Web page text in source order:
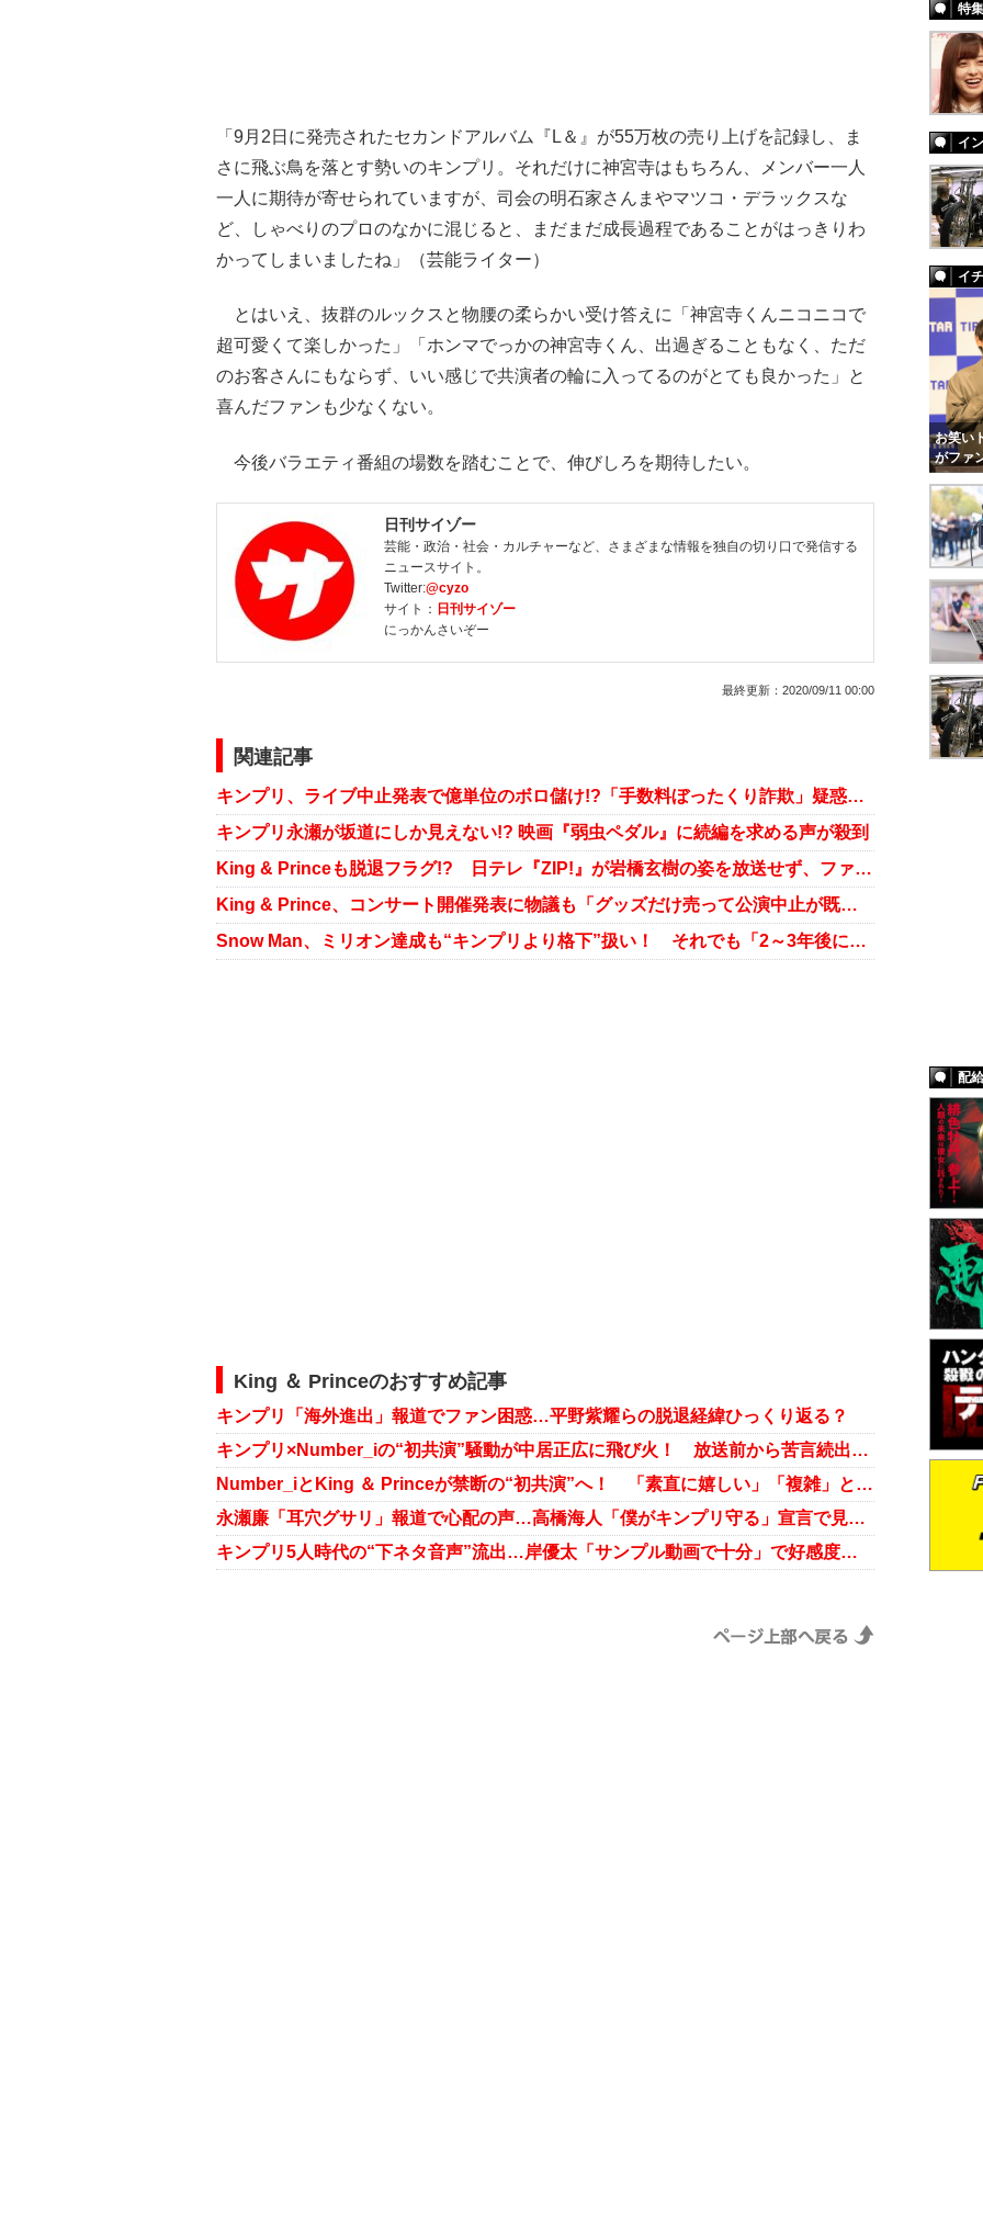
「9月2日に発売されたセカンドアルバム『L＆』が55万枚の売り上げを記録し、ま
さに飛ぶ鳥を落とす勢いのキンプリ。それだけに神宮寺はもちろん、メンバー一人
一人に期待が寄せられていますが、司会の明石家さんまやマツコ・デラックスな
ど、しゃべりのプロのなかに混じると、まだまだ成長過程であることがはっきりわ
かってしまいましたね」（芸能ライター）
とはいえ、抜群のルックスと物腰の柔らかい受け答えに「神宮寺くんニコニコで
超可愛くて楽しかった」「ホンマでっかの神宮寺くん、出過ぎることもなく、ただ
のお客さんにもならず、いい感じで共演者の輪に入ってるのがとても良かった」と
喜んだファンも少なくない。
今後バラエティ番組の場数を踏むことで、伸びしろを期待したい。
日刊サイゾー
芸能・政治・社会・カルチャーなど、さまざまな情報を独自の切り口で発信する
ニュースサイト。
Twitter:@cyzo
サイト： 日刊サイゾー
にっかんさいぞー
最終更新： 2020/09/11 00:00
関連記事
キンプリ、ライブ中止発表で億単位のボロ儲け!?「手数料ぼったくり詐欺」疑惑浮上のワケ
キンプリ永瀬が坂道にしか見えない!? 映画『弱虫ペダル』に続編を求める声が殺到
King & Princeも脱退フラグ!? 日テレ『ZIP!』が岩橋玄樹の姿を放送せず、ファンから非難の声
King & Prince、コンサート開催発表に物議も「グッズだけ売って公演中止が既定路線」の怪情報
Snow Man、ミリオン達成も“キンプリより格下”扱い！ それでも「2～3年後に逆転」の可能性
King ＆ Princeのおすすめ記事
キンプリ「海外進出」報道でファン困惑…平野紫耀らの脱退経緯ひっくり返る？
キンプリ×Number_iの“初共演”騒動が中居正広に飛び火！ 放送前から苦言続出のワケ
Number_iとKing ＆ Princeが禁断の“初共演”へ！ 「素直に嬉しい」「複雑」とファン賛否
永瀬廉「耳穴グサリ」報道で心配の声…高橋海人「僕がキンプリ守る」宣言で見えた成長
キンプリ5人時代の“下ネタ音声”流出…岸優太「サンプル動画で十分」で好感度上昇!?
特集
イ
イ
お笑い
がファ
配